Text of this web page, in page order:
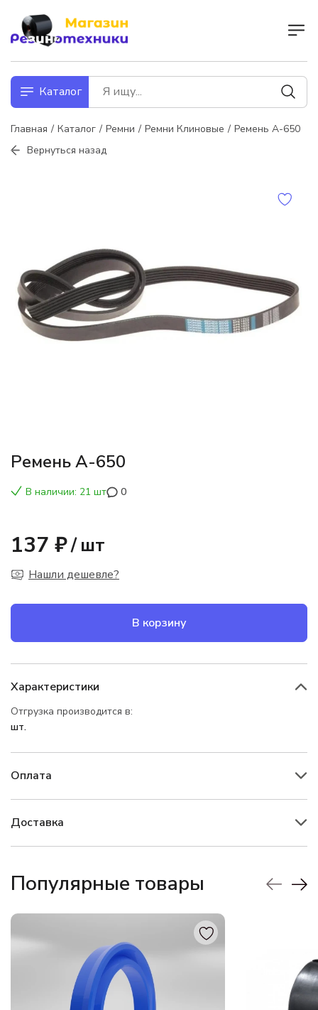
Каталог
Главная Каталог Ремни Ремни Клиновые
Ремень А-650
Вернуться назад
Ремень А-650
В наличии: 21 шт 0
137 ₽/ шт
Нашли дешевле?
В корзину
Характеристики
Отгрузка производится в:
шт.
Оплата
Доставка
Популярные товары